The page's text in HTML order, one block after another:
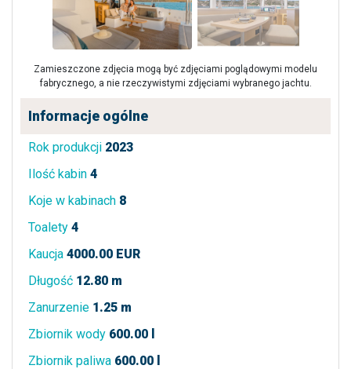
Zamieszczone zdjęcia mogą być zdjęciami poglądowymi modelu
fabrycznego, a nie rzeczywistymi zdjęciami wybranego jachtu.
Informacje ogólne
Rok produkcji 2023
Ilość kabin 4
Koje w kabinach 8
Toalety 4
Kaucja 4000.00 EUR
Długość 12.80 m
Zanurzenie 1.25 m
Zbiornik wody 600.00 l
Zbiornik paliwa 600.00 l